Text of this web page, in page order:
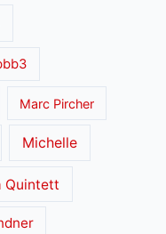
Marc Pircher
Michelle
Quintett